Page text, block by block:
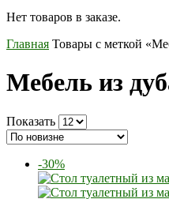
Нет товаров в заказе.
Главная Товары с меткой
Мебель из
Показать
-30%